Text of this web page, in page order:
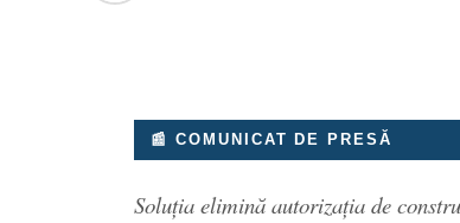
📰 COMUNICAT DE PRESĂ
Soluția elimină autorizația de